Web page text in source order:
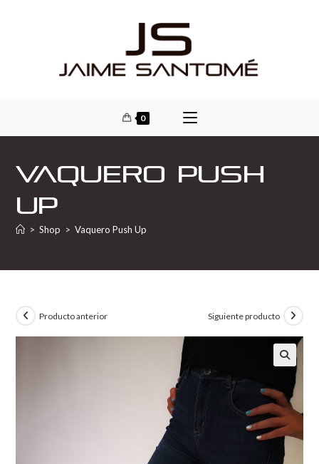
0
Vaquero Push
Up
> Shop > Vaquero Push Up
Producto anterior Siguiente producto